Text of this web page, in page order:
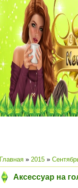
Главная » 2015 »
Аксессуар на